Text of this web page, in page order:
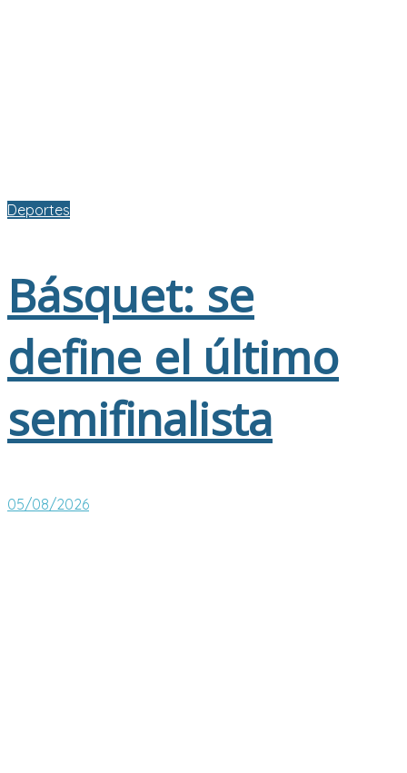
Deportes
Básquet: se
define el último
semifinalista
05/08/2026